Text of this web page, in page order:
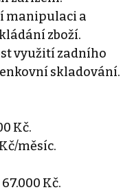
manipulaci a
zboží.
využití zadního
skladování.
Kč.
měsíc.
Kč.